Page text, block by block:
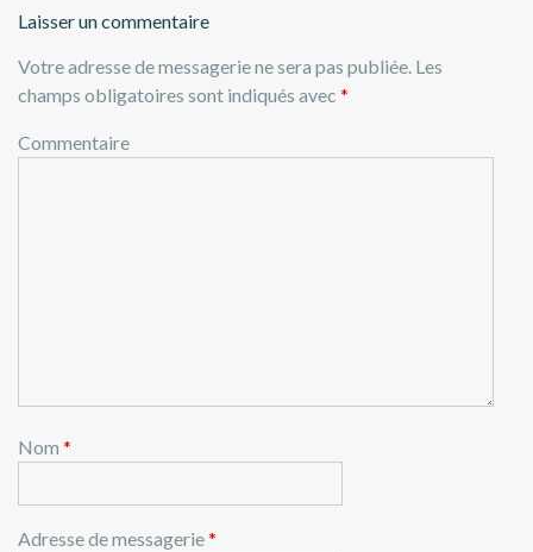
Laisser un commentaire
Votre adresse de messagerie ne sera pas publiée. Les
champs obligatoires sont indiqués avec *
Commentaire
Nom *
Adresse de messagerie*